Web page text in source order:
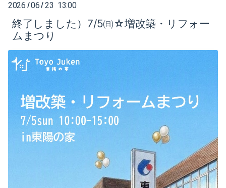
2025-12（3）
2026 /06 / 23 13:00
終了しました）7/5㈰☆増改築・リフォー
ムまつり